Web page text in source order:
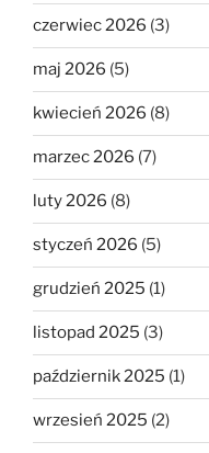
czerwiec 2026 (3)
maj 2026 (5)
kwiecień 2026 (8)
marzec 2026 (7)
luty 2026 (8)
styczeń 2026 (5)
grudzień 2025 (1)
listopad 2025 (3)
październik 2025 (1)
wrzesień 2025 (2)